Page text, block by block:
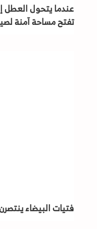
عندما يتحول العطل
تفتح مساحة آمنة
فتيات البيضاء